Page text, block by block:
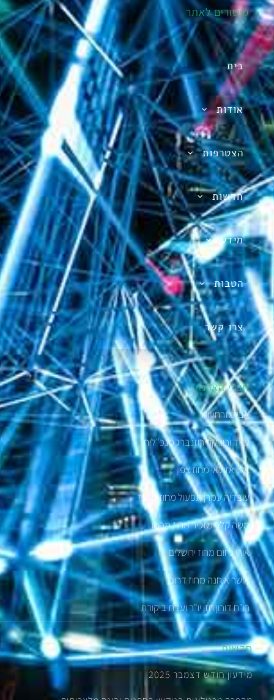
קישורים לאתר
בית
אודות
הצטרפות
חדשות
מידע
הטבות
צרו קשר
חברי הארגון
אבי מזרחי יו"ר
עו”ד ורוניקה רוזנברג מנכ"לית
אלון אזולאי מחוז צפון
עובדיה עמרן תפעול מחוז מרכז
משה קלר מזכיר מחוז מרכז
אורי נחום מחוז ירושלים
אושר אוחנה מחוז דרום
רו"ח דורון חזן יו"ר ועדת ביקורת
חדשות
מידעון חודש דצמבר 2025